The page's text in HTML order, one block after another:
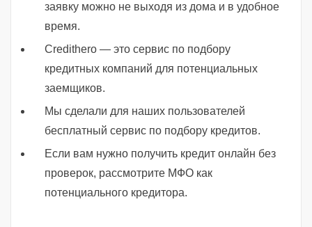
заявку можно не выходя из дома и в удобное
время.
Credithero — это сервис по подбору
кредитных компаний для потенциальных
заемщиков.
Мы сделали для наших пользователей
бесплатный сервис по подбору кредитов.
Если вам нужно получить кредит онлайн без
проверок, рассмотрите МФО как
потенциального кредитора.